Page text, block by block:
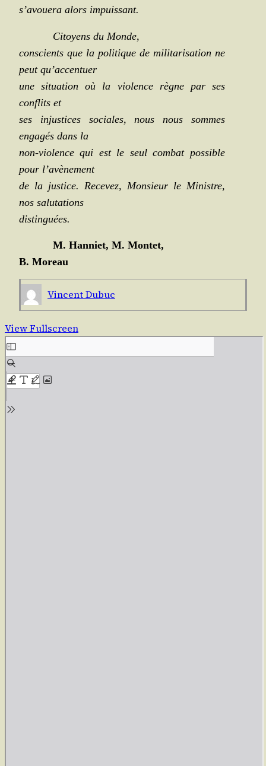
s’avouera alors impuissant.
Citoyens du Monde,
conscients que la poli­tique de mili­ta­ri­sa­tion ne
peut qu’accentuer
une situa­tion où la vio­lence règne par ses
conflits et
ses injus­tices sociales, nous nous sommes
enga­gés dans la
non-vio­lence qui est le seul com­bat pos­sible
pour l’avènement
de la jus­tice. Rece­vez, Mon­sieur le Ministre,
nos salutations
distinguées.
M. Han­niet, M. Montet,
B. Moreau
Vincent Dubuc
View Fullscreen